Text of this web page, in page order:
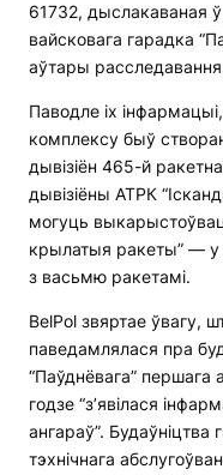
61732, дыслакаваная ў
вайсковага гарадка
аўтары
Паводле іх
комплексу быў
дывізіён 465-й
дывізіёны АТРК
могуць
крылатыя ракеты” — у
з васьмю ракетамі.
BelPol звяртае ўвагу,
паведамлялася пра
“Паўднёвага” першага
годзе “з’явілася
ангараў”. Будаўніцтва
тэхнічнага